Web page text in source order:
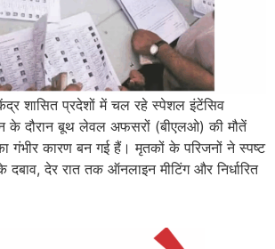
शासित प्रदेशों में चल रहे स्पेशल इंटेंसिव
के दौरान बूथ लेवल अफसरों (बीएलओ) की मौतें
गंभीर कारण बन गई हैं। मृतकों के परिजनों ने स्पष्ट
देर रात तक ऑनलाइन मीटिंग और निर्धारित